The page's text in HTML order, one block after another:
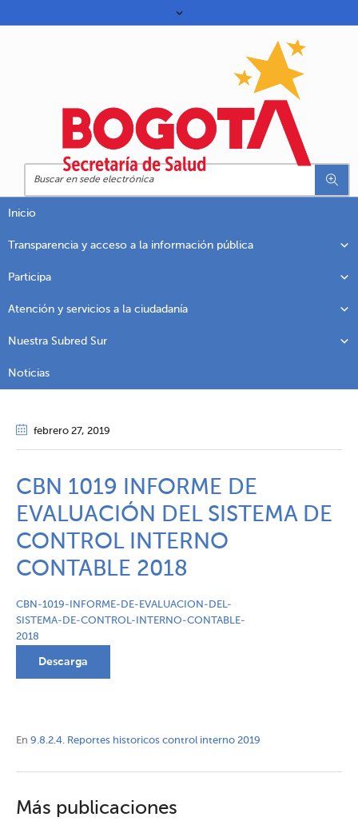
Inicio
Transparencia y acceso a la información pública
Participa
Atención y servicios a la ciudadanía
Nuestra Subred Sur
Noticias
febrero 27, 2019
CBN 1019 INFORME DE
EVALUACIÓN DEL SISTEMA DE
CONTROL INTERNO
CONTABLE 2018
CBN-1019-INFORME-DE-EVALUACION-DEL-
SISTEMA-DE-CONTROL-INTERNO-CONTABLE-
2018
Descarga
En 9.8.2.4. Reportes historicos control interno 2019
Más publicaciones